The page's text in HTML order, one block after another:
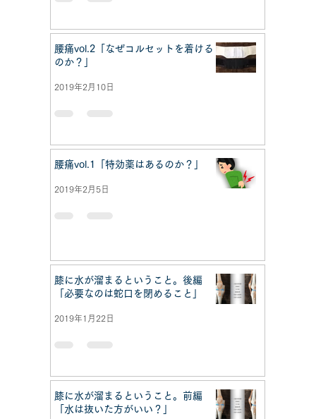
腰痛vol.2「なぜコルセットを着ける
のか？」
2019年2月10日
腰痛vol.1「特効薬はあるのか？」
2019年2月5日
膝に水が溜まるということ。後編
「必要なのは蛇口を閉めること」
2019年1月22日
膝に水が溜まるということ。前編
「水は抜いた方がいい？」